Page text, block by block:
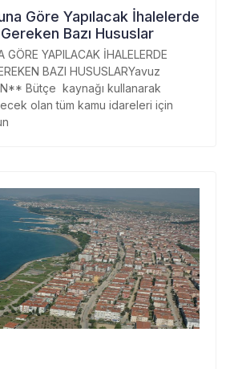
Göre Yapılacak İhalelerde
Bazı Hususlar
YAPILACAK İHALELERDE
BAZI HUSUSLARYavuz
Bütçe kaynağı kullanarak
olan tüm kamu idareleri için